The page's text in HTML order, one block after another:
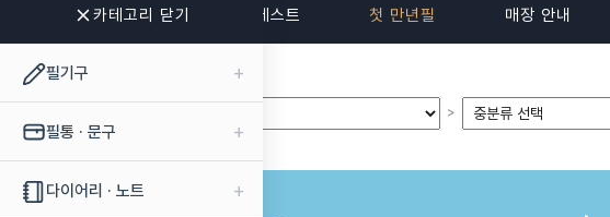
카테고리 닫기
필기구 +
필통 · 문구 +
다이어리 · 노트 +
신상품 베스트 첫 만년필 매장 안내
>